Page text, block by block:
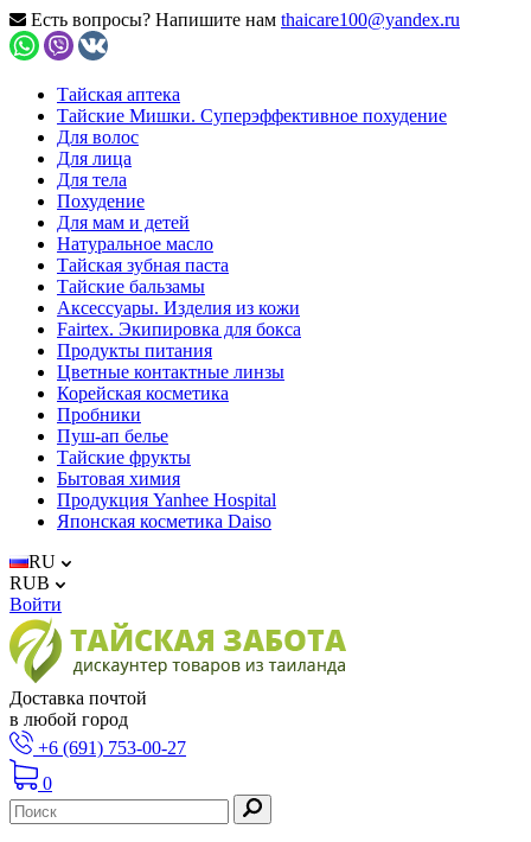
Есть вопросы? Напишите нам thaicare100@yandex.ru
Тайская аптека
Тайские Мишки. Суперэффективное похудение
Для волос
Для лица
Для тела
Похудение
Для мам и детей
Натуральное масло
Тайская зубная паста
Тайские бальзамы
Аксессуары. Изделия из кожи
Fairtex. Экипировка для бокса
Продукты питания
Цветные контактные линзы
Корейская косметика
Пробники
Пуш-ап белье
Тайские фрукты
Бытовая химия
Продукция Yanhee Hospital
Японская косметика Daiso
RU
RUB
Войти
Доставка почтой
в любой город
+6 (691) 753-00-27
0